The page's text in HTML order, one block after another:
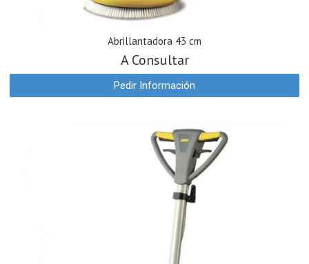
Abrillantadora 43 cm
A Consultar
Pedir Información